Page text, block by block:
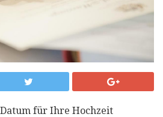
für Ihre Hochzeit